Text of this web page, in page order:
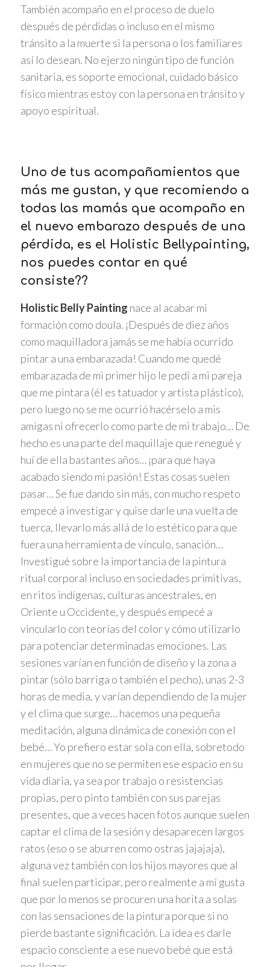
También acompaño en el proceso de duelo
después de pérdidas o incluso en el mismo
tránsito a la muerte si la persona o los familiares
así lo desean. No ejerzo ningún tipo de función
sanitaria, es soporte emocional, cuidado básico
físico mientras estoy con la persona en tránsito y
apoyo espiritual.
Uno de tus acompañamientos que
más me gustan, y que recomiendo a
todas las mamás que acompaño en
el nuevo embarazo después de una
pérdida, es el Holistic Bellypainting,
nos puedes contar en qué
consiste??
Holistic Belly Painting nace al acabar mi
formación como doula. ¡Después de diez años
como maquilladora jamás se me había ocurrido
pintar a una embarazada! Cuando me quedé
embarazada de mi primer hijo le pedí a mi pareja
que me pintara (él es tatuador y artista plástico),
pero luego no se me ocurrió hacérselo a mis
amigas ni ofrecerlo como parte de mi trabajo… De
hecho es una parte del maquillaje que renegué y
huí de ella bastantes años… ¡para que haya
acabado siendo mi pasión! Estas cosas suelen
pasar… Se fue dando sin más, con mucho respeto
empecé a investigar y quise darle una vuelta de
tuerca, llevarlo más allá de lo estético para que
fuera una herramienta de vínculo, sanación…
Investigué sobre la importancia de la pintura
ritual corporal incluso en sociedades primitivas,
en ritos indígenas, culturas ancestrales, en
Oriente u Occidente, y después empecé a
vincularlo con teorías del color y cómo utilizarlo
para potenciar determinadas emociones. Las
sesiones varían en función de diseño y la zona a
pintar (sólo barriga o también el pecho), unas 2-3
horas de media, y varían dependiendo de la mujer
y el clima que surge… hacemos una pequeña
meditación, alguna dinámica de conexión con el
bebé… Yo prefiero estar sola con ella, sobretodo
en mujeres que no se permiten ese espacio en su
vida diaria, ya sea por trabajo o resistencias
propias, pero pinto también con sus parejas
presentes, que a veces hacen fotos aunque suelen
captar el clima de la sesión y desaparecen largos
ratos (eso o se aburren como ostras jajajaja),
alguna vez también con los hijos mayores que al
final suelen participar, pero realmente a mí gusta
que por lo menos se procuren una horita a solas
con las sensaciones de la pintura porque si no
pierde bastante significación. La idea es darle
espacio consciente a ese nuevo bebé que está